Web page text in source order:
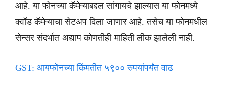
आहे. या फोनच्या कॅमेऱ्याबद्दल सांगायचे झाल्यास या फोनमध्ये
क्वॉड कॅमेऱ्याचा सेटअप दिला जाणार आहे. तसेच या फोनमधील
सेन्सर संदर्भात अद्याप कोणतीही माहिती लीक झालेली नाही.
GST: आयफोनच्या किंमतीत ५९०० रुपयांपर्यंत वाढ